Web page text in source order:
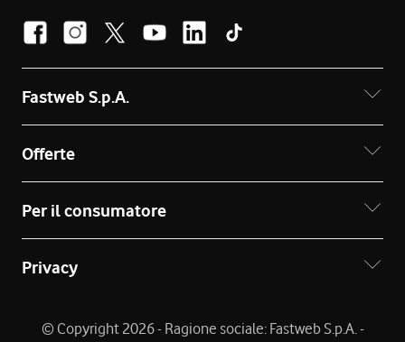
Fastweb S.p.A.
Offerte
Per il consumatore
Privacy
© Copyright 2026 - Ragione sociale: Fastweb S.p.A. -